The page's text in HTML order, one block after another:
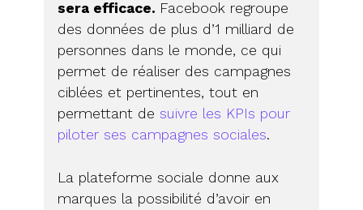
sera efficace. Facebook regroupe
des données de plus d’1 milliard de
personnes dans le monde, ce qui
permet de réaliser des campagnes
ciblées et pertinentes, tout en
permettant de suivre les KPIs pour
piloter ses campagnes sociales.
La plateforme sociale donne aux
marques la possibilité d’avoir en